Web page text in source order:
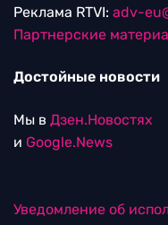
Реклама RTVI: adv-
Партнерские
Достойные новости
Мы в Дзен.Новостях
и Google.News
Уведомление об